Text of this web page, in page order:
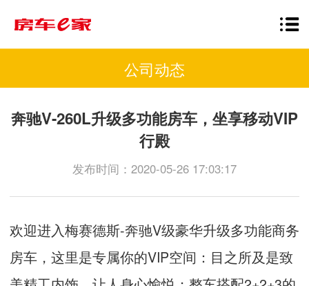
公司动态
奔驰V-260L升级多功能房车，坐享移动VIP
行殿
发布时间：2020-05-26 17:03:17
欢迎进入梅赛德斯-奔驰V级豪华升级多功能商务
房车，这里是专属你的VIP空间：目之所及是致